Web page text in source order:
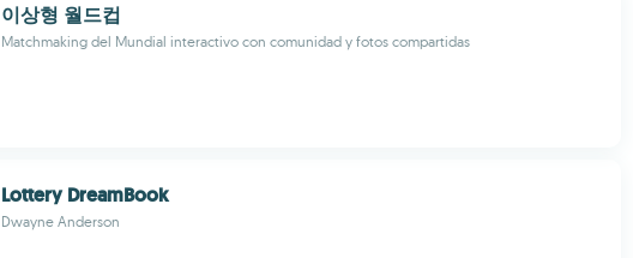
이상형 월드컵
Matchmaking del Mundial interactivo con comunidad y fotos compartidas
Lottery DreamBook
Dwayne Anderson